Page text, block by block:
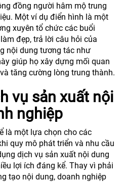
đồng người hâm mộ trung
Một ví dụ điển hình là một
xuyên tổ chức các buổi
đẹp, trả lời câu hỏi của
nội dung tương tác như
giúp họ xây dựng mối quan
tăng cường lòng trung thành.
vụ sản xuất nội
nghiệp
là một lựa chọn cho các
quy mô phát triển và nhu cầu
dịch vụ sản xuất nội dung
lợi ích đáng kể. Thay vì phải
tạo nội dung, doanh nghiệp